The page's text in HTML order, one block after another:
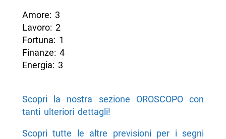
Amore: 3
Lavoro: 2
Fortuna: 1
Finanze: 4
Energia: 3
Scopri la nostra sezione OROSCOPO con
tanti ulteriori dettagli!
Scopri tutte le altre previsioni per i segni